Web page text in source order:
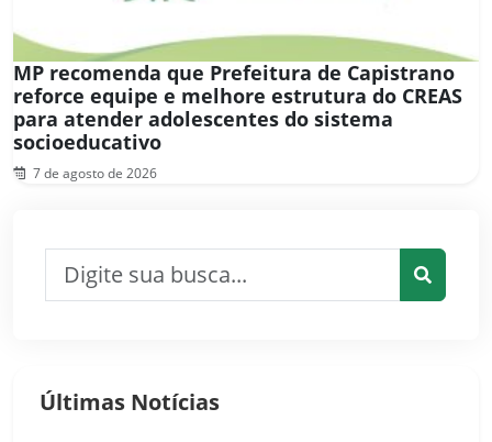
MP recomenda que Prefeitura de Capistrano
reforce equipe e melhore estrutura do CREAS
para atender adolescentes do sistema
socioeducativo
7 de agosto de 2026
Últimas Notícias